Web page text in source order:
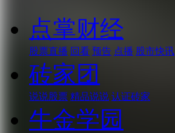
点掌财经
股票直播 回看 预告 点播 股市快讯
砖家团
说说股票 精品说说 认证砖家
牛金学园